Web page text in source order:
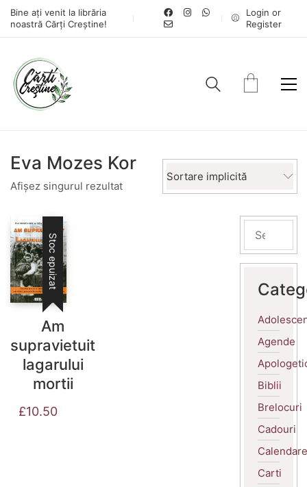
Bine ați venit la librăria
noastră Cărți Creștine!
Login or
Register
Eva Mozes Kor
Afișez singurul rezultat
Sortare implicită
Stoc epuizat
Am
supravietuit
lagarului
mortii
£10.50
Agende
Biblii
Brelocuri
Cadouri
Calendare
Carti